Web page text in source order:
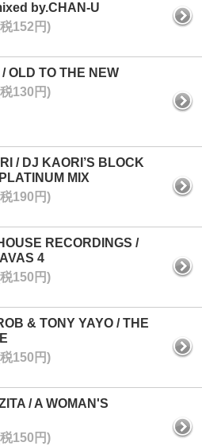
by.CHAN-U
152円)
/ OLD TO THE NEW
130円)
/ DJ KAORI’S BLOCK
MIX
190円)
RECORDINGS /
4
150円)
& TONY YAYO / THE
150円)
/ A WOMAN'S
150円)